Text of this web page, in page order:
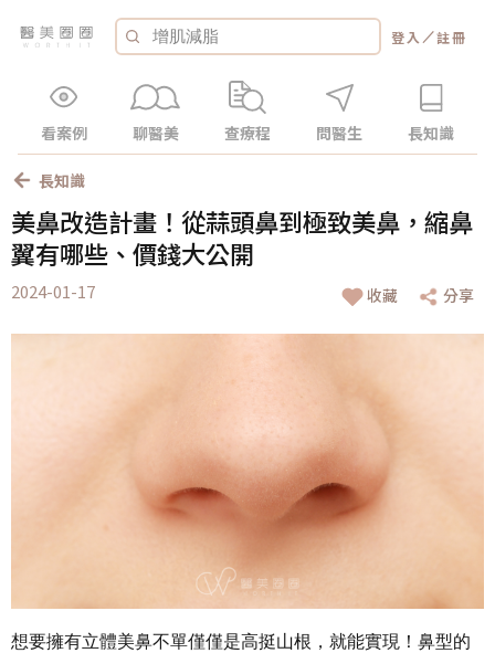
登入 ／註冊
看案例 聊醫美 查療程 問醫生 長知識
長知識
美鼻改造計畫！從蒜頭鼻到極致美鼻，縮鼻
翼有哪些、價錢大公開
2024-01-17 收藏 分享
想要擁有立體美鼻不單僅僅是高挺山根，就能實現！鼻型的